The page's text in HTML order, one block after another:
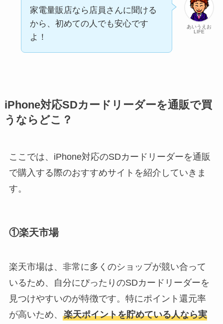
あいうえお
LIFE
家電量販店なら店員さんに聞ける
から、初めての人でも安心です
よ！
iPhone対応SDカードリーダーを通販で買
うならどこ？
ここでは、iPhone対応のSDカードリーダーを通販
で購入する際のおすすめサイトを紹介していきま
す。
①楽天市場
楽天市場は、非常に多くのショップが競い合って
いるため、自分にぴったりのSDカードリーダーを
見つけやすいのが特徴です。特にポイント還元率
が高いため、 楽天ポイントを貯めている人なら実